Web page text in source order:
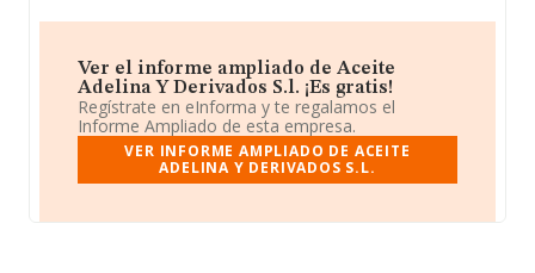
Ver el informe ampliado de Aceite
Adelina Y Derivados S.l. ¡Es gratis!
Regístrate en eInforma y te regalamos el
Informe Ampliado de esta empresa.
VER INFORME AMPLIADO DE ACEITE
ADELINA Y DERIVADOS S.L.